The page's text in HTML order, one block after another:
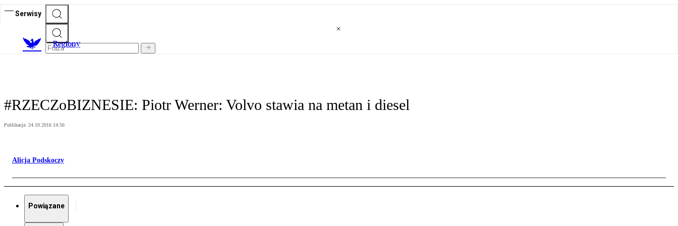
Serwisy
Regiony
#RZECZoBIZNESIE: Piotr Werner: Volvo stawia na metan i diesel
Publikacja: 24.10.2016 14:56
Alicja Podskoczy
Powiązane